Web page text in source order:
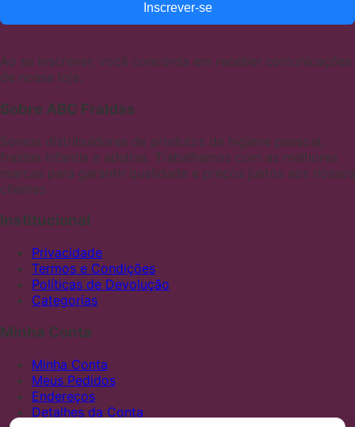
Inscrever-se
Ao se inscrever, você concorda em receber comunicações
de nossa loja.
Sobre ABC Fraldas
Somos distribuidores de produtos de higiene pessoal,
fraldas infantis e adultas. Trabalhamos com as melhores
marcas para garantir qualidade e preços justos aos nossos
clientes
Institucional
Privacidade
Termos e Condições
Políticas de Devolução
Categorias
Minha Conta
Minha Conta
Meus Pedidos
Endereços
Detalhes da Conta